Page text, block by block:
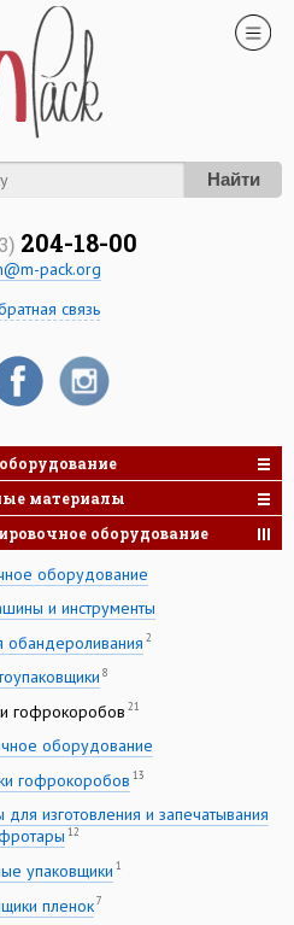
Найти
204-18-00
pack.org
связь
материалы
оборудование
оборудование
и инструменты
2
8
гофрокоробов 21
оборудование
гофрокоробов 13
изготовления и запечатывания
12
упаковщики 1
пленок 7